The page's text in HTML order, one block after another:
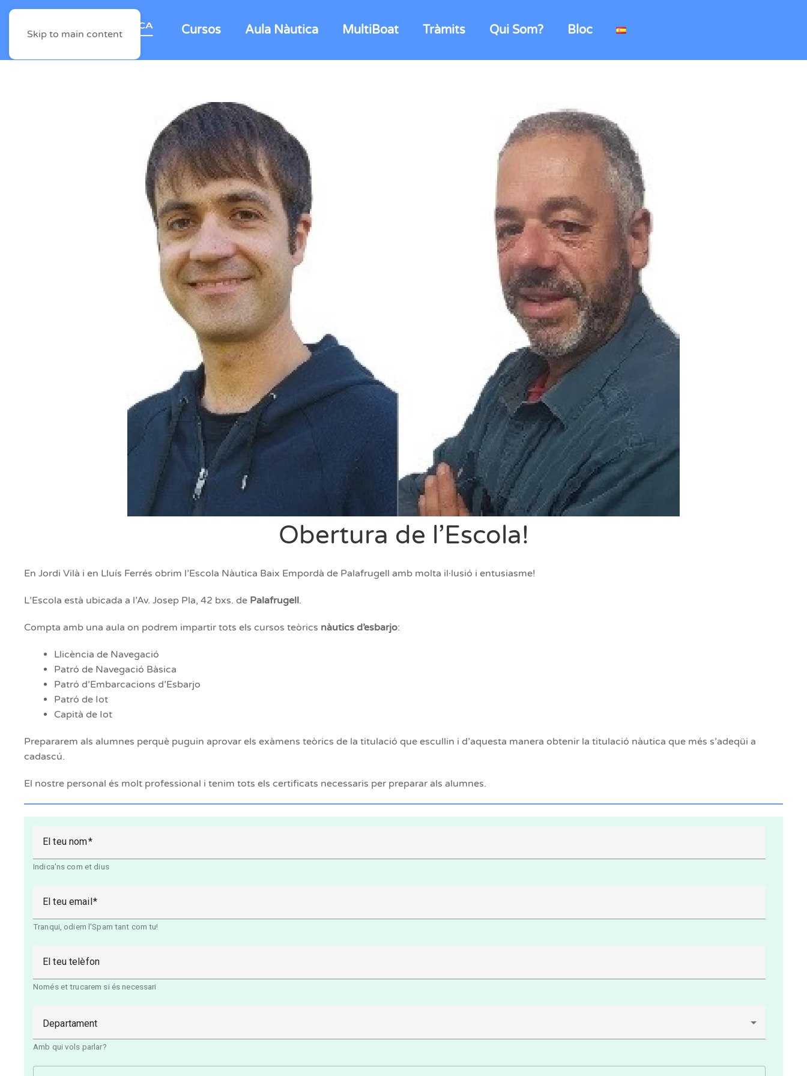
Skip to main content Cursos Aula Nàutica MultiBoat Tràmits Qui Som? Bloc
Obertura de l’Escola!
En Jordi Vilà i en Lluís Ferrés obrim l’Escola Nàutica Baix Empordà de Palafrugell amb molta il·lusió i entusiasme!
L’Escola està ubicada a l’Av. Josep Pla, 42 bxs. de Palafrugell.
Compta amb una aula on podrem impartir tots els cursos teòrics nàutics d’esbarjo:
Llicència de Navegació
Patró de Navegació Bàsica
Patró d’Embarcacions d’Esbarjo
Patró de Iot
Capità de Iot
Prepararem als alumnes perquè puguin aprovar els exàmens teòrics de la titulació que escullin i d’aquesta manera obtenir la titulació nàutica que més s’adeqüi a
cadascú.
El nostre personal és molt professional i tenim tots els certificats necessaris per preparar als alumnes.
El teu nom
Indica'ns com et dius
El teu email
Tranqui, odiem l'Spam tant com tu!
El teu telèfon
Només et trucarem si és necessari
Departament
Amb qui vols parlar?